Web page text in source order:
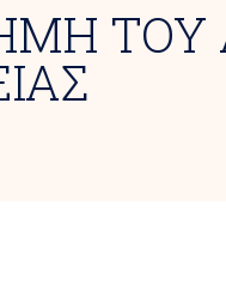
ΤΟΥ